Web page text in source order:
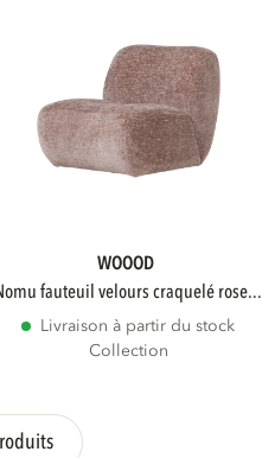
WOOOD
nomu fauteuil velours craquelé rose...
Livraison à partir du stock
Collection